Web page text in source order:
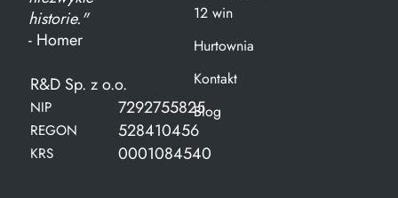
historie."
- Homer
R&D Sp. z o.o.
NIP 7292755825
REGON 528410456
KRS 0001084540
12 win
Hurtownia
Kontakt
Blog